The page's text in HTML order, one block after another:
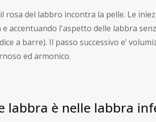
del labbro incontra la pelle. Le
l'aspetto delle labbra
a barre). Il passo successivo e’
ed armonico.
labbra è nelle labbra